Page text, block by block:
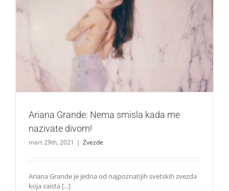
Ariana Grande: Nema smisla kada me nazivate divom!
Zvezde
Ariana Grande: Nema smisla kada me
nazivate divom!
mart 29th, 2021 | Zvezde
Ariana Grande je jedna od najpoznatijih svetskih zvezda
koja zaista [...]